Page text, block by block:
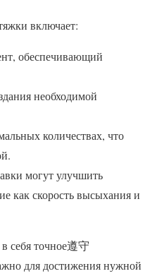
включает:
обеспечивающий
необходимой
количествах, что
могут улучшить
как скорость высыхания и
себя точное遵守
для достижения нужной